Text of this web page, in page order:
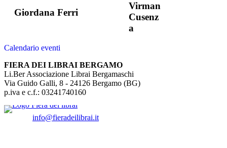
Giordana Ferri
Virman
Cusenz
a
Calendario eventi
FIERA DEI LIBRAI BERGAMO
Li.Ber Associazione Librai Bergamaschi
Via Guido Galli, 8 - 24126 Bergamo (BG)
p.iva e c.f.: 03241740160
info@fieradeilibrai.it